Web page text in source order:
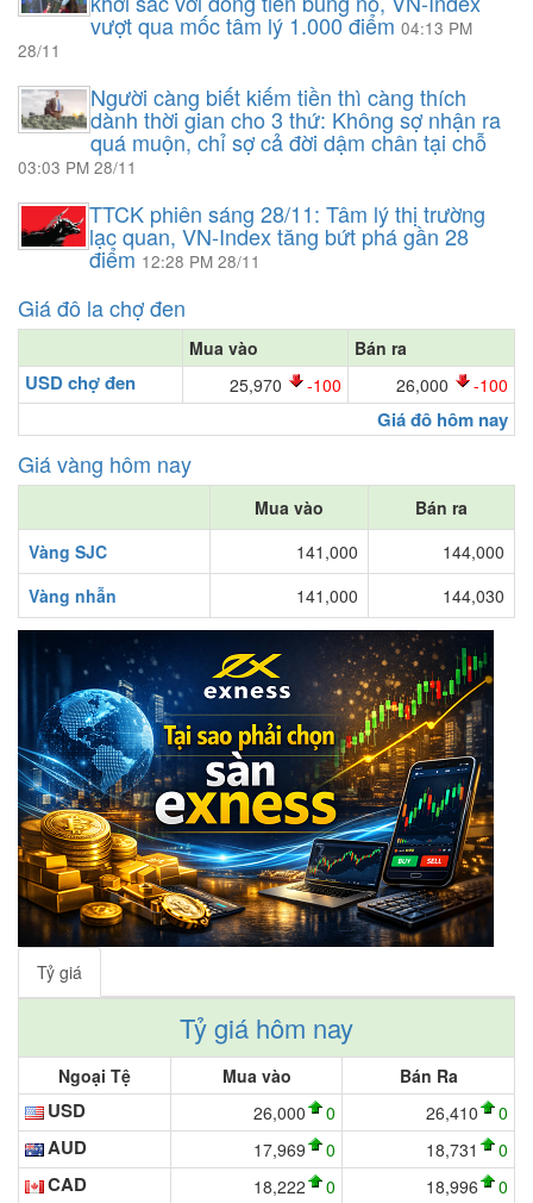
vượt qua mốc tâm lý 1.000 điểm 04:13 PM
28/11
Người càng biết kiếm tiền thì càng thích
dành thời gian cho 3 thứ: Không sợ nhận ra
quá muộn, chỉ sợ cả đời dậm chân tại chỗ
03:03 PM 28/11
TTCK phiên sáng 28/11: Tâm lý thị trường
lạc quan, VN-Index tăng bứt phá gần 28
điểm 12:28 PM 28/11
Giá đô la chợ đen
Mua vào Bán ra
USD chợ đen 25,970 -100 26,000 -100
Giá đô hôm nay
Giá vàng hôm nay
Mua vào
Bán ra
Vàng SJC
141,000
144,000
Vàng nhẫn
141,000 144,030
Tỷ giá
Tỷ giá hôm nay
Ngoại Tệ Mua vào Bán Ra
USD 26,000 0 26,410 0
AUD 17,969 0 18,731 0
CAD 18,222 0 18,996 0